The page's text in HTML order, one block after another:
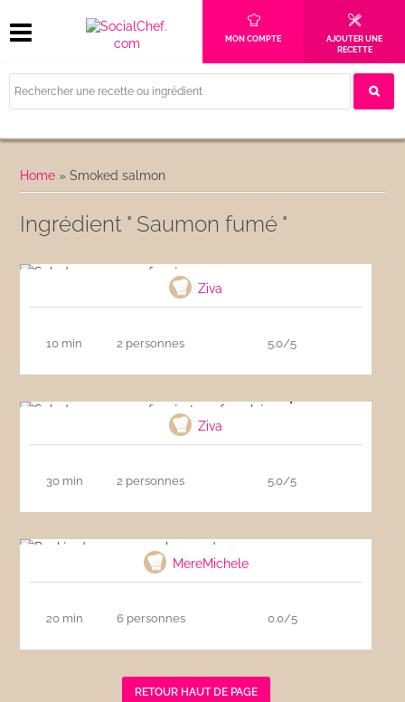
MON COMPTE
AJOUTER UNE
RECETTE
Home »Smoked salmon
Ingrédient " Saumon fumé "
Ziva
10 min 2 personnes 5.0/5
Ziva
30 min 2 personnes 5.0/5
MereMichele
20 min 6 personnes 0.0/5
RETOUR HAUT DE PAGE